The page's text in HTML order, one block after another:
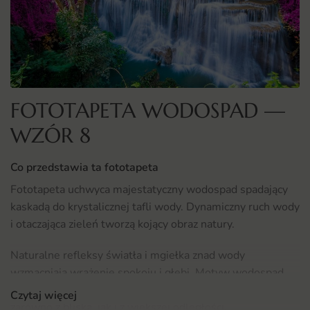
FOTOTAPETA WODOSPAD —
WZÓR 8
Co przedstawia ta fototapeta
Fototapeta uchwyca majestatyczny wodospad spadający
kaskadą do krystalicznej tafli wody. Dynamiczny ruch wody
i otaczająca zieleń tworzą kojący obraz natury.
Naturalne refleksy światła i mgiełka znad wody
został zaprojektowany tak, by dobrze prezentował się
Czytaj więcej